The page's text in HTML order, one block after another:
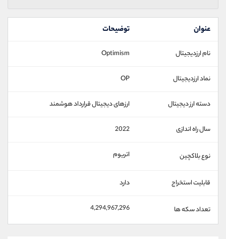
عنوان توضیحات
نام ارزدیجیتال Optimism
نماد ارزدیجیتال OP
دسته ارز دیجیتال ارزهای دیجیتال قرارداد هوشمند
سال راه اندازی 2022
نوع بلاکچین اتریوم
قابلیت استخراج دارد
تعداد سکه ها 4,294,967,296